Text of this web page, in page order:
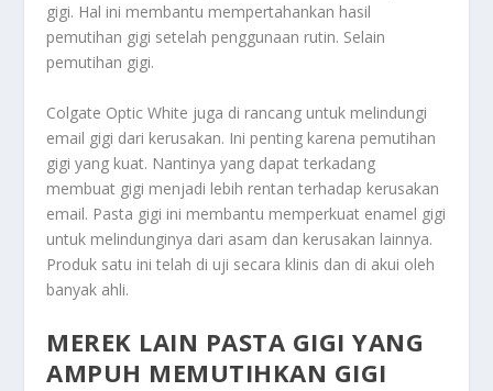
gigi. Hal ini membantu mempertahankan hasil
pemutihan gigi setelah penggunaan rutin. Selain
pemutihan gigi.
Colgate Optic White juga di rancang untuk melindungi
email gigi dari kerusakan. Ini penting karena pemutihan
gigi yang kuat. Nantinya yang dapat terkadang
membuat gigi menjadi lebih rentan terhadap kerusakan
email. Pasta gigi ini membantu memperkuat enamel gigi
untuk melindunginya dari asam dan kerusakan lainnya.
Produk satu ini telah di uji secara klinis dan di akui oleh
banyak ahli.
MEREK LAIN PASTA GIGI YANG
AMPUH MEMUTIHKAN GIGI